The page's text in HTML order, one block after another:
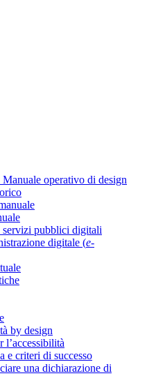
operativo di design
servizi pubblici digitali
digitale (e-
by design
l’accessibilità
e criteri di successo
una dichiarazione di